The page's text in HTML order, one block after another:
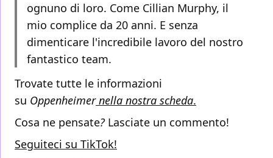
ognuno di loro. Come Cillian Murphy, il
mio complice da 20 anni. E senza
dimenticare l'incredibile lavoro del nostro
fantastico team.
Trovate tutte le informazioni
su Oppenheimernella nostra scheda.
Cosa ne pensate?Lasciate un commento!
Seguiteci su TikTok!